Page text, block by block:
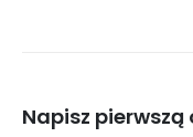
Napisz pierwszą